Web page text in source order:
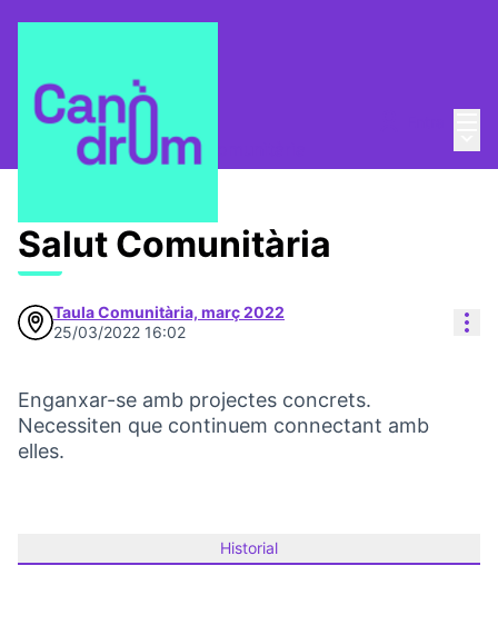
Taula Comunitària
💡 Repensem la Taula Comunitària
Salut Comunitària
Taula Comunitària, març 2022
25/03/2022 16:02
Enganxar-se amb projectes concrets.
Necessiten que continuem connectant amb
elles.
Historial